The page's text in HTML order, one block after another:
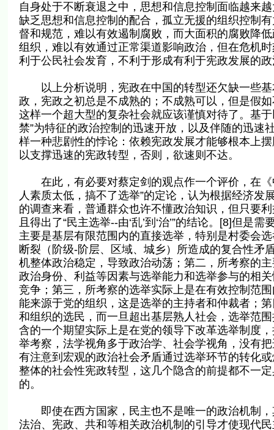
自身处于不断衰退之中，思想和信息控制面临越来
缺乏思想和信息控制的配合，孤立无援的组织控制
督和规范，难以有效遏制腐败，而大面积的腐败降
组织，难以有效通过正常渠道影响政治，但在危机
利于公民社会发育，不利于形成有利于宪政发展的
以上分析说明，宪政在中国的转型还欠缺一些基
政，宪政之初总是不成熟的；不成熟可以，但是假
这样一个超大型的复杂社会就应该谨慎对待了。基
禁”为特征的政治控制的迅速开放，以及伴随的迅
样一种悲剧性的悖论：依赖宪政发展才能够根本上
以支撑迅速的宪政转型，否则，欲速则不达。
在此，有必要对蔡定剑的观点作一个评价，在《
人素质太低，搞不了选举”的定论，认为根据经济
的调查来看，普通群众也许不懂政治知识，但只要
且得出了“民主选举--由‘乱’到‘治’”的结论。[8]但
主要是基层有限范围内的直接选举，特别是村委会
断裂（阶级-阶层、区域、城乡）所造成的复合性矛
机整体政治稳定，导致政治动荡；第二，所考察的
政治身份、利益等因素与选举能力和选举参与的相
竞争；第三，所考察的选举实际上是在有效控制范
能来源于党的组织，这是选举的主持者和仲裁者；
和组织的选民，而一旦超出基层熟人社会，选举范
含的一个期望实际上是在党的领导下改革选举制度
举考察，法学视角多于政治学、社会学视角，没有
有注意到宏观的政治社会矛盾通过选举环节的转化
整体的社会性宪政转型，这几个隐含的前提都不一定
的。
即使在西方国家，民主也不是唯一的政治机制，
法治、宪政、共和等相关政治机制的引导才使现代